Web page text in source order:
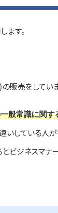
ます。
販売をしてい
般常識に関す
している人
ビジネスマナ